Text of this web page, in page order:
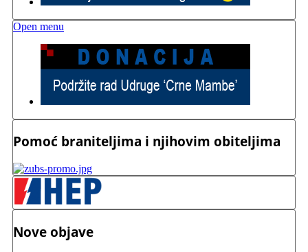
Open menu
Pomoć braniteljima i njihovim obiteljima
Nove objave